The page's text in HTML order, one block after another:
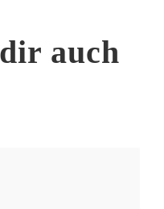
auch